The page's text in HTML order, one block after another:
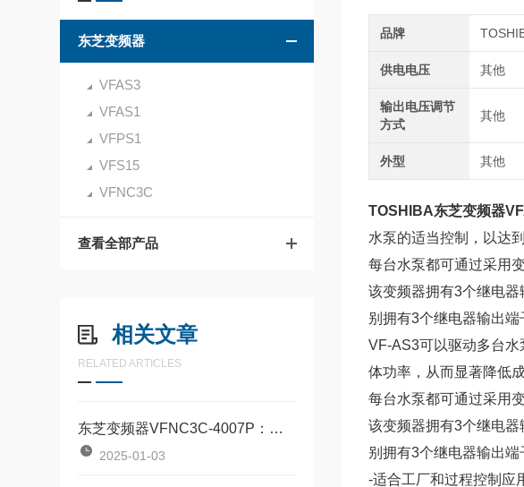
东芝变频器
VFAS3
VFAS1
VFPS1
VFS15
VFNC3C
查看全部产品
相关文章
RELATED ARTICLES
东芝变频器VFNC3C-4007P：高效能与便捷操作的结合
2025-01-03
品牌
供电电压 其他
输出电压调节
方式
其他
外型 其他
TOSHIBA东芝变频器
水泵的适当控制，以达
每台水泵都可通过采用
该变频器拥有3个继电
别拥有3个继电器输出端
VF-AS3可以驱动多台
体功率，从而显著降低
每台水泵都可通过采用
该变频器拥有3个继电
别拥有3个继电器输出端
-适合工厂和过程控制应